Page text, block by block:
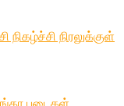
நிரலுக்குள்
படைகள்